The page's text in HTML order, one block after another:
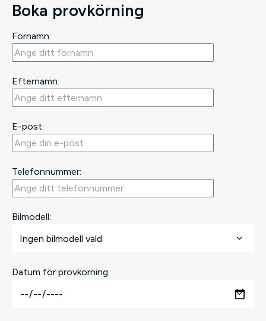
Boka provkörning
Förnamn:
Efternamn:
E-post:
Telefonnummer:
Bilmodell:
Datum för provkörning: